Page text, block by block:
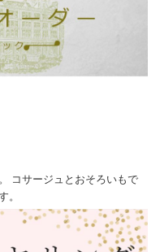
コサージュとおそろいもで
。